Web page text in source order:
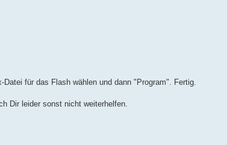
für das Flash wählen und dann "Program". Fertig.
Dir leider sonst nicht weiterhelfen.